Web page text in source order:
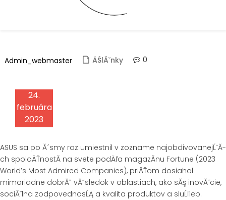
Admin_webmaster ÄŚlĂˇnky 0
24.
februára
2023
ASUS sa po Ă´smy raz umiestnil v zozname najobdivovanejĹˇĂ­
ch spoloÄŤnostĂ­ na svete podÄľa magazĂ­nu Fortune (2023
World’s Most Admired Companies), priÄŤom dosiahol
mimoriadne dobrĂ˝ vĂ˝sledok v oblastiach, ako sĂş inovĂˇcie,
sociĂˇlna zodpovednosĹĄ a kvalita produktov a sluĹľieb.